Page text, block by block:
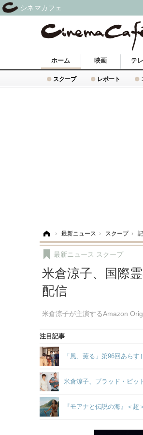
ホーム
スクープ レポート
映画 テ
› 最新ニュース › スクープ ›
米倉涼子、国際
配信
米倉涼子が主演するAmazon
最新ニュース スクープ
注目記事
「風、薫る」第96回あら
米倉涼子、ブラッド・ピッ
『モアナと伝説の海』＜
シネマカフェ